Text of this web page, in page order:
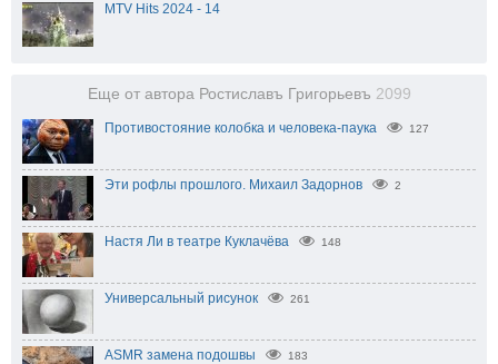
MTV Hits 2024 - 14
Еще от автора Ростиславъ Григорьевъ 2099
Противостояние колобка и человека-паука 127
Эти рофлы прошлого. Михаил Задорнов 2
Настя Ли в театре Куклачёва 148
Универсальный рисунок 261
ASMR замена подошвы 183